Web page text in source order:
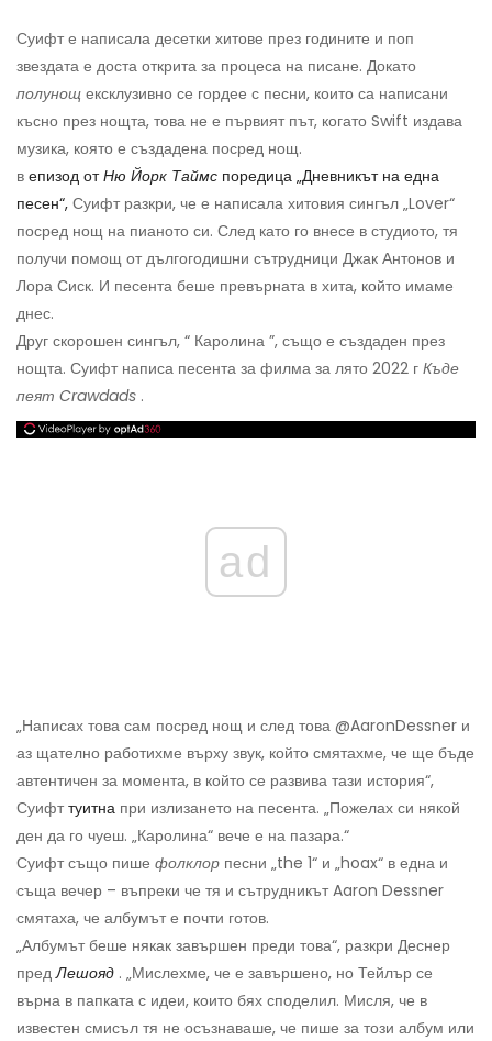
Суифт е написала десетки хитове през годините и поп
звездата е доста открита за процеса на писане. Докато
полунощ ексклузивно се гордее с песни, които са написани
късно през нощта, това не е първият път, когато Swift издава
музика, която е създадена посред нощ.
в епизод отНю Йорк Таймс поредица „Дневникът на една
песен“, Суифт разкри, че е написала хитовия сингъл „Lover“
посред нощ на пианото си. След като го внесе в студиото, тя
получи помощ от дългогодишни сътрудници Джак Антонов и
Лора Сиск. И песента беше превърната в хита, който имаме
днес.
Друг скорошен сингъл, “ Каролина ”, също е създаден през
нощта. Суифт написа песента за филма за лято 2022 г Къде
пеят Crawdads .
ad
„Написах това сам посред нощ и след това @AaronDessner и
аз щателно работихме върху звук, който смятахме, че ще бъде
автентичен за момента, в който се развива тази история“,
Суифттуитна при излизането на песента. „Пожелах си някой
ден да го чуеш. „Каролина“ вече е на пазара.“
Суифт също пише фолклор песни „the 1“ и „hoax“ в една и
съща вечер – въпреки че тя и сътрудникът Aaron Dessner
смятаха, че албумът е почти готов.
„Албумът беше някак завършен преди това“, разкри Деснер
предЛешояд . „Мислехме, че е завършено, но Тейлър се
върна в папката с идеи, които бях споделил. Мисля, че в
известен смисъл тя не осъзнаваше, че пише за този албум или